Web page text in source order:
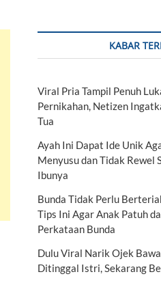
KABAR
Viral Pria Tampil Penuh
Pernikahan, Netizen
Tua
Ayah Ini Dapat Ide Unik
Menyusu dan Tidak Rewel
Ibunya
Bunda Tidak Perlu
Tips Ini Agar Anak Patuh
Perkataan Bunda
Dulu Viral Narik Ojek
Ditinggal Istri, Sekarang